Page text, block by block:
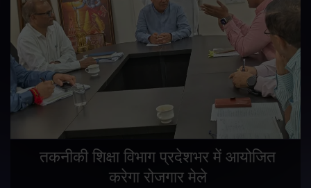
तकनीकी शिक्षा विभाग प्रदेशभर में आयोजित
करेगा रोजगार मेले